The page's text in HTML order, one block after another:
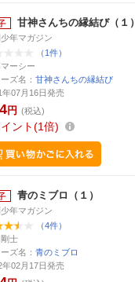
甘神さんちの縁結び（１）
年マガジン
（1件）
ーシー
ズ名： 甘神さんちの縁結び
年07月16日発売
円 (税込)
ント 1倍
青のミブロ（１）
年マガジン
（4件）
士
ズ名： 青のミブロ
年02月17日発売